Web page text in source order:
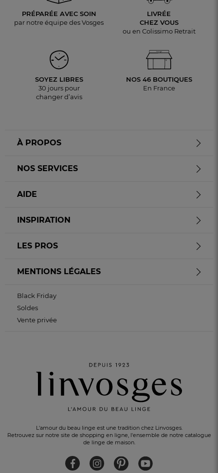
PRÉPARÉE AVEC SOIN
par notre équipe des Vosges
LIVRÉE
CHEZ VOUS
ou en Colissimo Retrait
SOYEZ LIBRES
30 jours pour
changer d’avis
NOS 46 BOUTIQUES
En France
L'amour du beau linge est une tradition chez Linvosges.
Retrouvez sur notre site de shopping en ligne, l'ensemble de notre catalogue
de linge de maison.
À PROPOS
NOS SERVICES
AIDE
INSPIRATION
LES PROS
MENTIONS LÉGALES
Black Friday
Soldes
Vente privée